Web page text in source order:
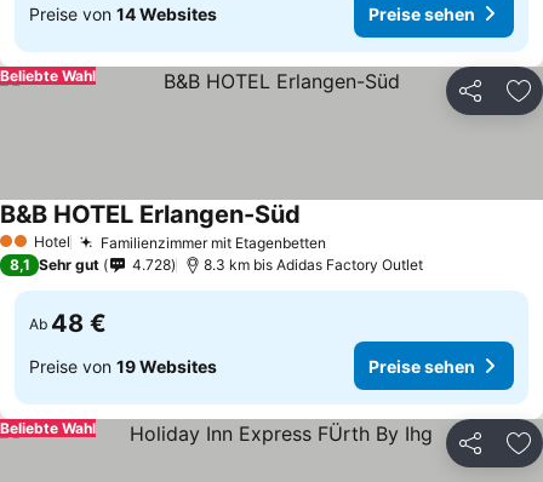
Preise von 14 Websites Preise sehen
Teilen
Beliebte Wahl
2 Sterne
Hotel Familienzimmer mit Etagenbetten
B&B HOTEL Erlangen-Süd
8,1 Sehr gut 4.728 8.3 km bis Adidas Factory Outlet
Ab 48 €
Preise von 19 Websites Preise sehen
Teilen
Beliebte Wahl